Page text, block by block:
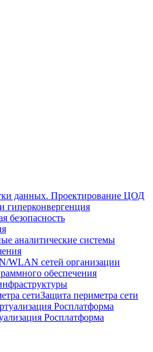
данных. Проектирование ЦОД
гиперконвергенция
безопасность
аналитические системы
WLAN сетей организации
обеспечения
Защита периметра сети
Росплатформа